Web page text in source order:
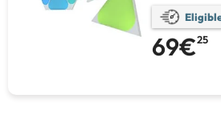
69€25